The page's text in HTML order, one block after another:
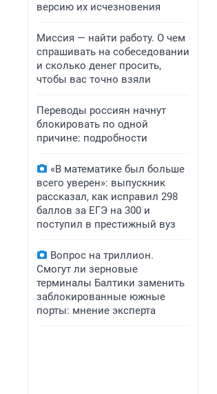
версию их исчезновения
Миссия — найти работу. О чем
спрашивать на собеседовании
и сколько денег просить,
чтобы вас точно взяли
Переводы россиян начнут
блокировать по одной
причине: подробности
«В математике был больше
всего уверен»: выпускник
рассказал, как исправил 298
баллов за ЕГЭ на 300 и
поступил в престижный вуз
Вопрос на триллион.
Смогут ли зерновые
терминалы Балтики заменить
заблокированные южные
порты: мнение эксперта